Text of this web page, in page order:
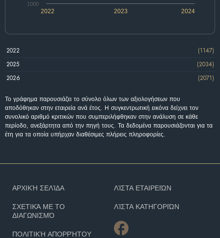
2022 2024
2023
1000
2022
(1147)
2025
(2034)
2026
(2071)
Το γράφημα παρουσιάζει το σύνολο όλων των αξιολογήσεων που
αποδόθηκαν στην εταιρεία ανά έτος. Η συγκεντρωτική εικόνα δείχνει τον
συνολικό αριθμό κριτικών που συμπεριλήφθηκαν στην ανάλυση σε κάθε
περίοδο, ανεξάρτητα από την πηγή τους. Τα δεδομένα παρουσιάζονται για τα
έτη για τα οποία υπήρχαν διαθέσιμες πλήρεις πληροφορίες.
ΑΡΧΙΚΉ ΣΕΛΊΔΑ
ΣΧΕΤΙΚΆ ΜΕ ΤΟ
ΔΙΑΓΩΝΙΣΜΌ
ΠΟΛΙΤΙΚΉ ΑΠΟΡΡΉΤΟΥ
ΛΊΣΤΑ ΕΤΑΙΡΕΙΏΝ
ΛΊΣΤΑ ΚΑΤΗΓΟΡΙΏΝ